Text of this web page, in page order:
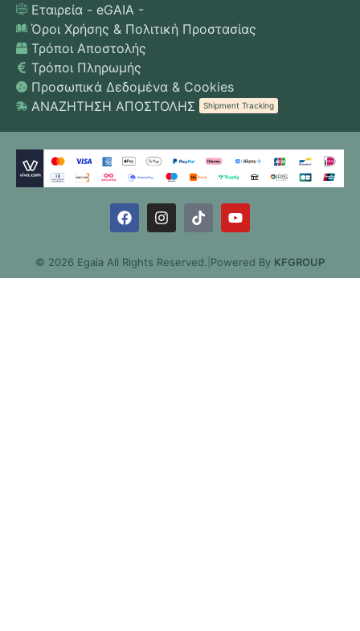
Εταιρεία - eGAIA -
Όροι Χρήσης & Πολιτική Προστασίας
Τρόποι Αποστολής
Τρόποι Πληρωμής
Προσωπικά Δεδομένα & Cookies
ΑΝΑΖΗΤΗΣΗ ΑΠΟΣΤΟΛΗΣ
Shipment Tracking
© 2026 Egaia All Rights Reserved. Powered By KFGROUP